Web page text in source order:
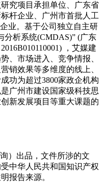
究项目承担单位、广东省
杆企业、广州市首批人工
业。基于公司独立自主研
分析系统(CMDAS)” (广东
，艾媒建
、市场进入、竞争情报、
销效果等多维度的线上、
功为超过3800家政企机构
广州市建设国家级科技思
新发展项目等重大课题的
）出品，文件所涉的文
中华人民共和国知识产权
报告来源。